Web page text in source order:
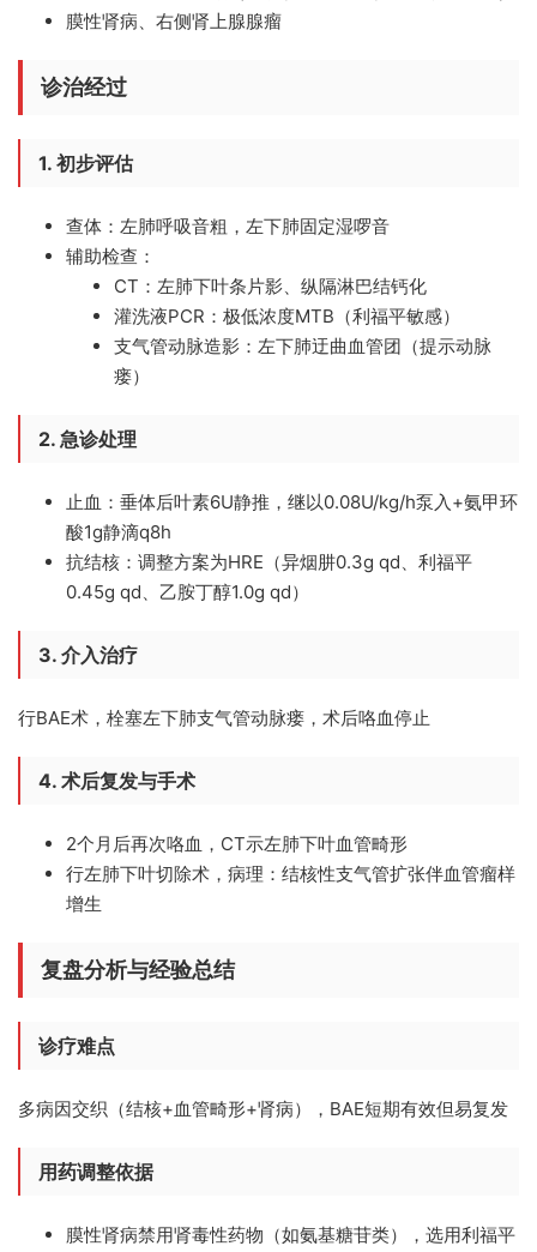
膜性肾病、右侧肾上腺腺瘤
诊治经过
1. 初步评估
查体 ：左肺呼吸音粗，左下肺固定湿啰音
辅助检查 ：
CT：左肺下叶条片影、纵隔淋巴结钙化
灌洗液PCR：极低浓度MTB（利福平敏感）
支气管动脉造影：左下肺迂曲血管团（提示动脉
瘘）
2. 急诊处理
止血 ：垂体后叶素6U静推，继以0.08U/kg/h泵入+氨甲环
酸1g静滴q8h
抗结核 ：调整方案为HRE（异烟肼0.3g qd、利福平
0.45g qd、乙胺丁醇1.0g qd）
3. 介入治疗
行BAE术，栓塞左下肺支气管动脉瘘，术后咯血停止
4. 术后复发与手术
2个月后再次咯血，CT示左肺下叶血管畸形
行左肺下叶切除术 ，病理：结核性支气管扩张伴血管瘤样
增生
复盘分析与经验总结
诊疗难点
多病因交织（结核+血管畸形+肾病），BAE短期有效但易复发
用药调整依据
膜性肾病禁用肾毒性药物（如氨基糖苷类），选用利福平